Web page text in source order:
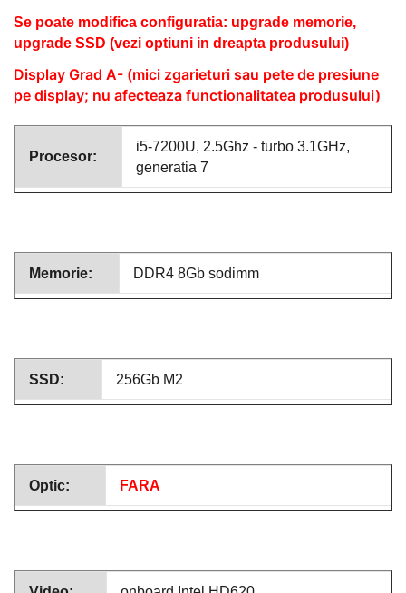
Se poate modifica configuratia: upgrade memorie,
upgrade SSD (vezi optiuni in dreapta produsului)
Display Grad A- (mici zgarieturi sau pete de presiune
pe display; nu afecteaza functionalitatea produsului)
Procesor:
i5-7200U, 2.5Ghz - turbo 3.1GHz,
generatia 7
Memorie: DDR4 8Gb sodimm
SSD: 256Gb M2
Optic: FARA